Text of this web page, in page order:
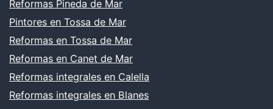
Reformas Pineda de Mar
Pintores en Tossa de Mar
Reformas en Tossa de Mar
Reformas en Canet de Mar
Reformas integrales en Calella
Reformas integrales en Blanes